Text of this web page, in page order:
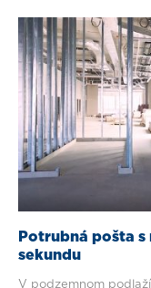
Potrubná pošta
sekundu
V podzemnom